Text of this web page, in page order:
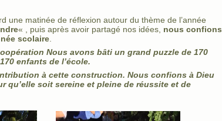
une matinée de réflexion autour du thème de l’année
« , puis après avoir partagé nos idées, nous confions
scolaire
Nous avons bâti un grand puzzle de 170
enfants de l’école.
à cette construction. Nous confions à Dieu
qu’elle soit sereine et pleine de réussite et de